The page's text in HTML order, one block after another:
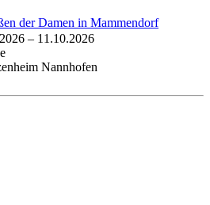
der Damen in Mammendorf
– 11.10.2026
Nannhofen